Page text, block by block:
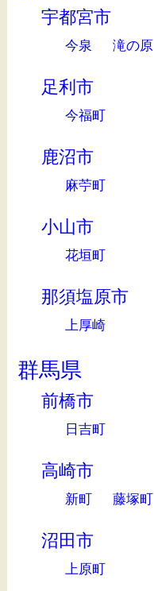
宇都宮市
今泉 滝の原
足利市
今福町
鹿沼市
麻苧町
小山市
花垣町
那須塩原市
上厚崎
群馬県
前橋市
日吉町
高崎市
新町 藤塚町
沼田市
上原町